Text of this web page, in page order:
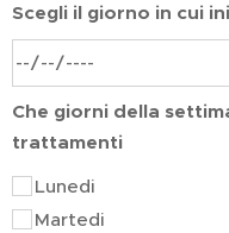
Scegli il giorno in cui
Che giorni della
trattamenti
Lunedi
Martedi